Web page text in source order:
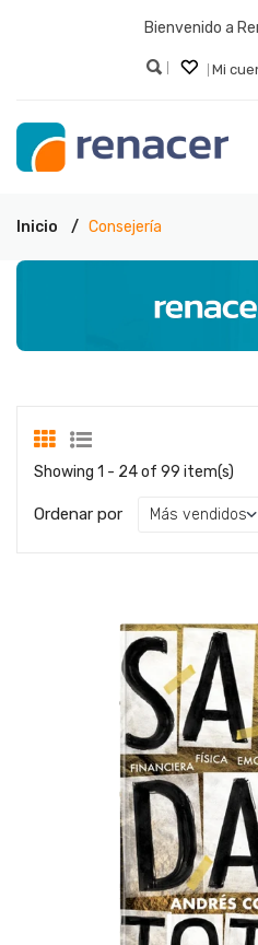
Bienvenido a
Mi
Inicio Consejería
Showing 1 - 24 of 99 item(s)
Ordenar por